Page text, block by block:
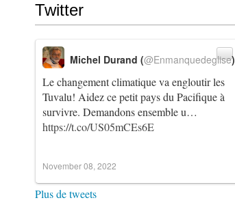
Twitter
Le changement climatique va engloutir les
Tuvalu! Aidez ce petit pays du Pacifique à
survivre. Demandons ensemble u…
https://t.co/US05mCEs6E
Michel Durand (@Enmanquedeglise)
November 08, 2022
Plus de tweets